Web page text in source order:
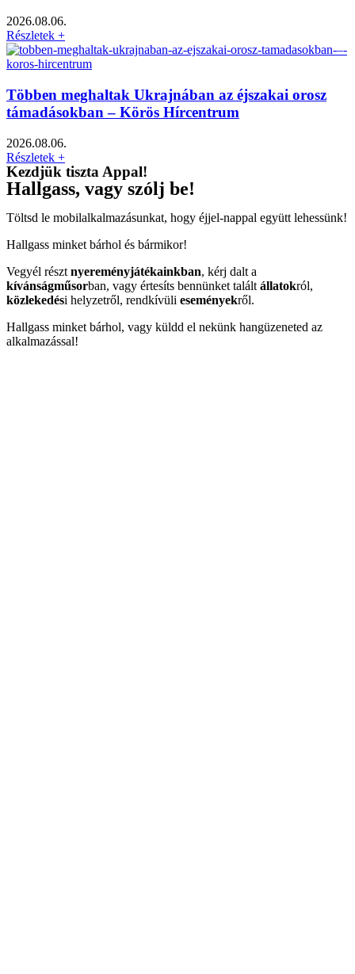
2026.08.06.
Részletek +
Többen meghaltak Ukrajnában az éjszakai orosz
támadásokban – Körös Hírcentrum
2026.08.06.
Részletek +
Kezdjük tiszta Appal!
Hallgass, vagy szólj be!
Töltsd le mobilalkalmazásunkat, hogy éjjel-nappal együtt lehessünk!
Hallgass minket bárhol és bármikor!
Vegyél részt nyereményjátékainkban, kérj dalt a
kívánságműsorban, vagy értesíts bennünket talált állatokról,
közlekedési helyzetről, rendkívüli eseményekről.
Hallgass minket bárhol, vagy küldd el nekünk hangüzeneted az
alkalmazással!